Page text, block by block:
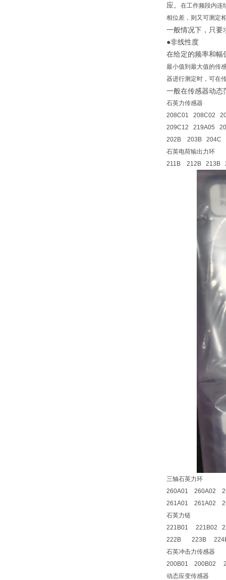
应。 在工作频段内连
相位差，则又可测定
一般情况下，只要
●非线性度
在给定的频率和幅
最小值到最大值的传
器进行测定时，可在
一般在传感器动态
石英力传感器
208C01 208C02
209C12 219A05
202B 203B 204C
石英电荷输出力环
211B 212B 213B
三轴石英力环
260A01 260A02
261A01 261A02
石英力链
221B01 221B02
222B 223B
石英冲击力传感器
200B01 200B02
动态应变传感器